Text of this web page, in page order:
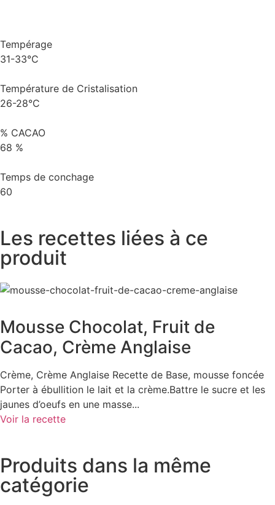
Tempérage
31-33°C
Température de Cristalisation
26-28°C
% CACAO
68 %
Temps de conchage
60
Les recettes liées à ce
produit
Mousse Chocolat, Fruit de
Cacao, Crème Anglaise
Crème, Crème Anglaise Recette de Base, mousse foncée
Porter à ébullition le lait et la crème.Battre le sucre et les
jaunes d’oeufs en une masse...
Voir la recette
Produits dans la même
catégorie